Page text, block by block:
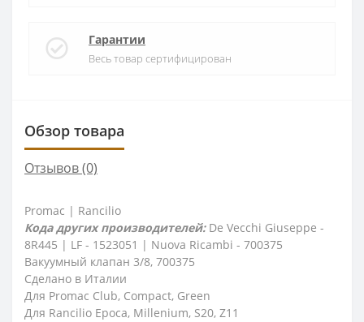
Гарантии
Весь товар сертифицирован
Обзор товара
Отзывов (0)
Promac | Rancilio
Кода других производителей: De Vecchi Giuseppe -
8R445 | LF - 1523051 | Nuova Ricambi - 700375
Вакуумный клапан 3/8, 700375
Сделано в Италии
Для Promac Club, Compact, Green
Для Rancilio Epoca, Millenium, S20, Z11